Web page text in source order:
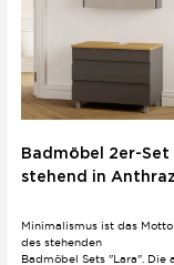
Badmöbel 2er-Set
stehend in
Minimalistisch
Minimalismus ist das Motto
des stehenden
Badmöbel Sets "Lara". Die